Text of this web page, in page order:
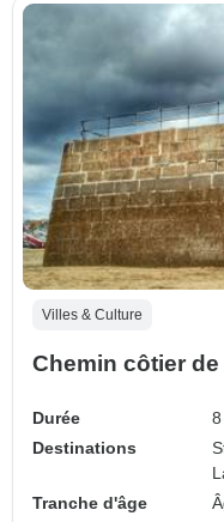
Villes & Culture
Chemin côtier
Durée
Destinations
Tranche d'âge